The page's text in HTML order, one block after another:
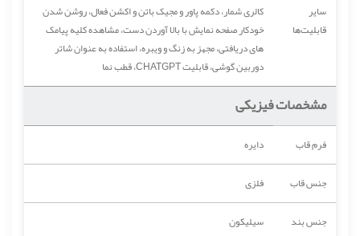
سایر
قابلیت‌ها
کالری شمار، دکمه پاور و مجیک باتن و اکشن فعال، روشن شدن
خودکار صفحه نمایش با بالا آوردن دست، مشاهده کلیه پیامک‌
های دریافتی، مجهز به زنگ و ويبره، استفاده به عنوان شاتر
دوربین گوشی، قابلیت CHATGPT، قطب نما
مشخصات فیزیکی
فرم قاب
دایره
جنس قاب
فلزی
جنس بند
سیلیکون